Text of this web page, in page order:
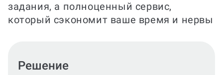
задания, а полноценный сервис,
который сэкономит ваше время и нервы
Оформление по ГОСТ и МУ